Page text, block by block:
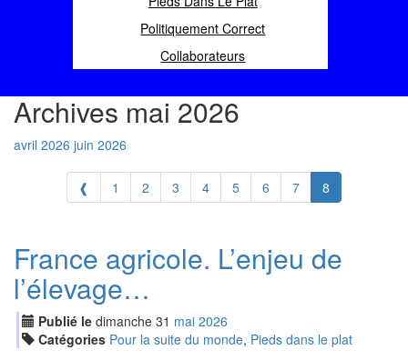
Politiquement Correct
Collaborateurs
Archives mai 2026
avril 2026 juin 2026
❰ 1 2 3 4 5 6 7 8
France agricole. L’enjeu de
l’élevage…
Publié le dimanche 31 mai 2026
Catégories Pour la suite du monde, Pieds dans le plat